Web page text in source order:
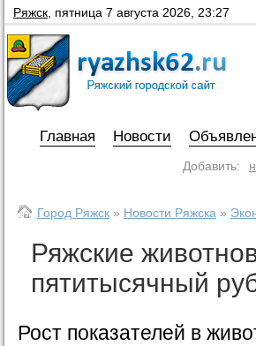
Ряжск пятница 7 августа 2026, 23:27
Главная Новости
Добавить:
Город Ряжск » Новости Ряжска »
Ряжские
пятитысячный
Рост показателей в